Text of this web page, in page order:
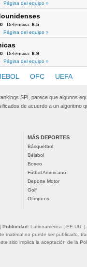
Página del equipo »
Defensiva: 6.5
Página del equipo »
Defensiva: 6.9
Página del equipo »
OFC UEFA
SPI, parece que algunos
de acuerdo a un algoritmo
MÁS DEPORTES
Básquetbol
Béisbol
Boxeo
Fútbol Americano
Deporte Motor
Golf
Olímpicos
| Publicidad: Latinoamérica | EE.UU. |
material no puede ser publicado,
sitio implica la aceptación de la